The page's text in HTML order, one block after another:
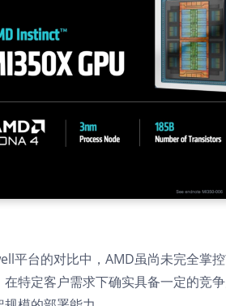
平台的对比中，AMD虽尚未完全掌
特定客户需求下确实具备一定的竞